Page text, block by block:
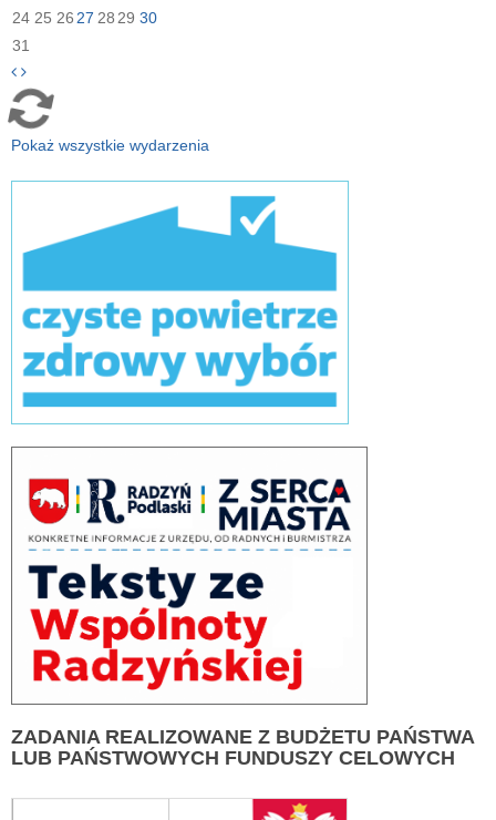
24 25 26 27 28 29 30
31
Pokaż wszystkie wydarzenia
ZADANIA REALIZOWANE Z BUDŻETU PAŃSTWA
LUB PAŃSTWOWYCH FUNDUSZY CELOWYCH